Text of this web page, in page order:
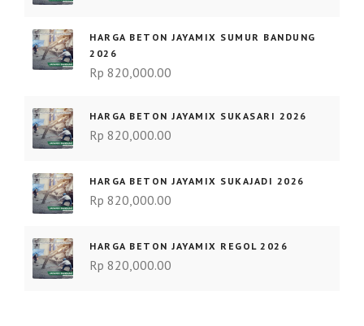
HARGA BETON JAYAMIX SUMUR BANDUNG
2026
Rp 820,000.00
HARGA BETON JAYAMIX SUKASARI 2026
Rp 820,000.00
HARGA BETON JAYAMIX SUKAJADI 2026
Rp 820,000.00
HARGA BETON JAYAMIX REGOL 2026
Rp 820,000.00